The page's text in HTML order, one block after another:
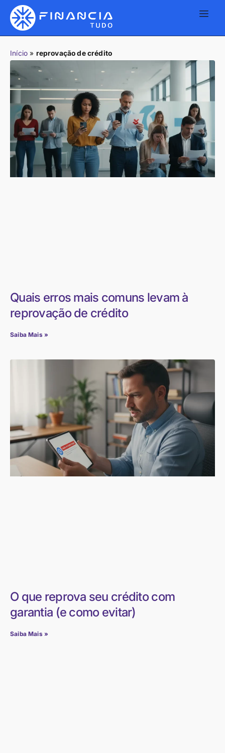
Início » reprovação de crédito
Quais erros mais comuns levam à
reprovação de crédito
Saiba Mais »
O que reprova seu crédito com
garantia (e como evitar)
Saiba Mais »